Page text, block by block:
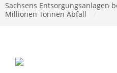
Sachsens Entsorgungsanlagen
Millionen Tonnen Abfall